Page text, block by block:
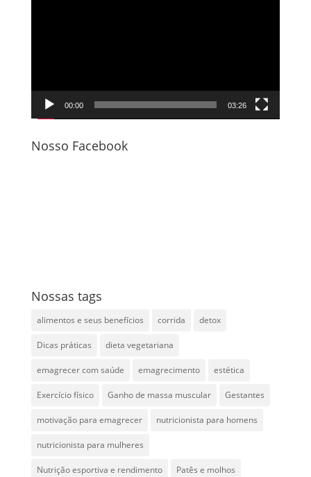
00:00 03:26
Nosso Facebook
Nossas tags
alimentos e seus benefícios corrida detox
Dicas práticas dieta vegetariana
emagrecer com saúde emagrecimento estética
Exercício físico Ganho de massa muscular Gestantes
motivação para emagrecer nutricionista para homens
nutricionista para mulheres
Nutrição esportiva e rendimento Patês e molhos